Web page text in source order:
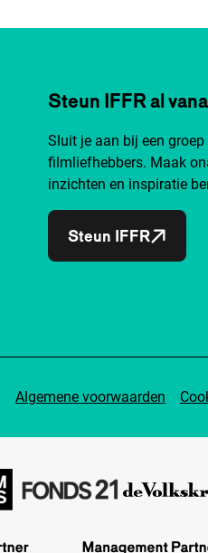
Steun IFFR al
Sluit je aan bij een
filmliefhebbers. Maak
inzichten en inspiratie
Steun IFFR
Algemene voorwaarden